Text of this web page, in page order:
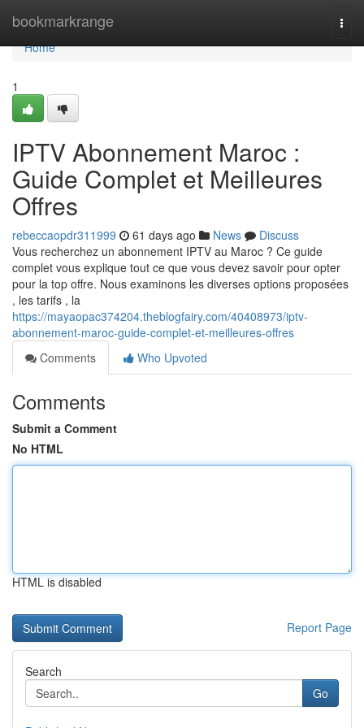
bookmarkrange
Home
Home
1
IPTV Abonnement Maroc :
Guide Complet et Meilleures
Offres
rebeccaopdr311999 61 days ago News
Discuss
Vous recherchez un abonnement IPTV au Maroc ? Ce guide
complet vous explique tout ce que vous devez savoir pour opter
pour la top offre. Nous examinons les diverses options proposées
, les tarifs , la
https://mayaopac374204.theblogfairy.com/40408973/iptv-
abonnement-maroc-guide-complet-et-meilleures-offres
Comments
Who Upvoted
Comments
Submit a Comment
No HTML
HTML is disabled
Report Page
Search
Go